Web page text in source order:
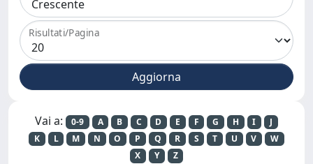
Risultati/Pagina
Vai a: 0-9 A B C D E F G H I
J
K
L M N O P Q R S T U V
W
X
Y Z